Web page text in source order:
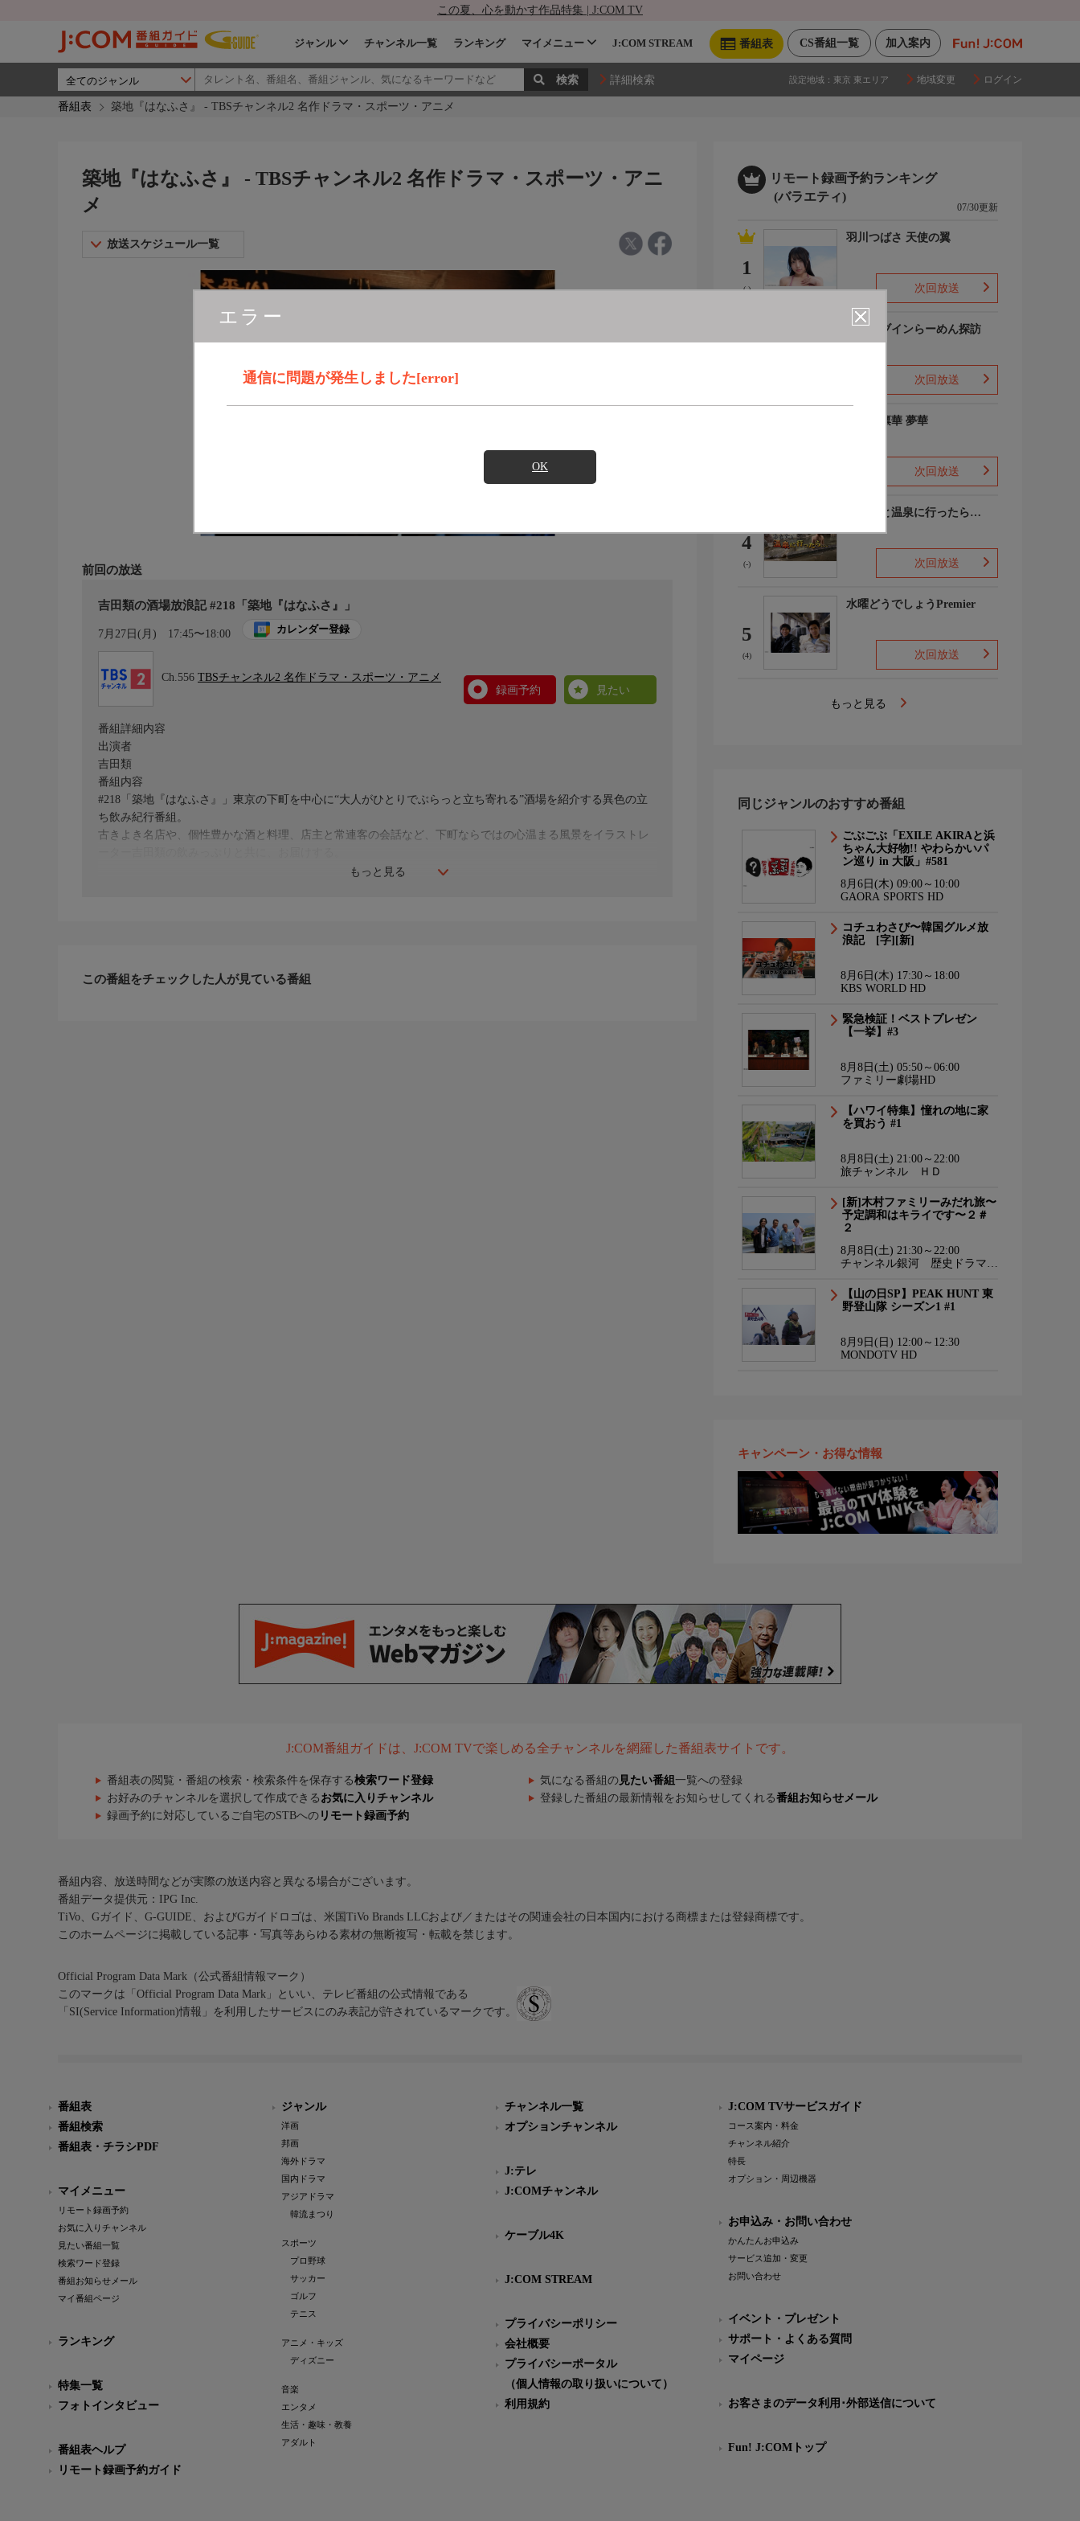
この夏、心を動かす作品特集 | J:COM TV
加入案内
CS番組一覧
番組表
ジャンル チャンネル一覧 ランキング マイメニュー J:COM STREAM
詳細検索 設定地域： 東京 東エリア 地域変更 ログイン
番組表 築地『はなふさ』 - TBSチャンネル2 名作ドラマ・スポーツ・アニメ
エラー
通信に問題が発生しました[error]
OK
築地『はなふさ』 - TBSチャンネル2 名作ドラマ・スポーツ・アニ
メ
放送スケジュール一覧
前回の放送
吉田類の酒場放浪記 #218「築地『はなふさ』」
7月27日(月) 17:45〜18:00 カレンダー登録
Ch.556 TBSチャンネル2 名作ドラマ・スポーツ・アニメ
録画予約
見たい
もっと見る
番組詳細内容
出演者
吉田類
番組内容
#218「築地『はなふさ』」東京の下町を中心に“大人がひとりでぶらっと立ち寄れる”酒場を紹介する異色の立
ち飲み紀行番組。
古きよき名店や、個性豊かな酒と料理、店主と常連客の会話など、下町ならではの心温まる風景をイラストレ
この番組をチェックした人が見ている番組
リモート録画予約ランキング
(バラエティ)
07/30更新
1
(-)
羽川つばさ 天使の翼
次回放送
ドライブインらーめん探訪
次回放送
ゆめの凛華 夢華
次回放送
4
(-)
あなたと温泉に行ったら…
次回放送
5
(4)
水曜どうでしょうPremier
次回放送
もっと見る
同じジャンルのおすすめ番組
ごぶごぶ「EXILE AKIRAと浜
ちゃん大好物!! やわらかいパ
ン巡り in 大阪」#581
8月6日(木) 09:00～10:00
GAORA SPORTS HD
コチュわさび〜韓国グルメ放
浪記 [字][新]
8月6日(木) 17:30～18:00
KBS WORLD HD
緊急検証！ベストプレゼン
【一挙】#3
8月8日(土) 05:50～06:00
ファミリー劇場HD
【ハワイ特集】憧れの地に家
を買おう #1
8月8日(土) 21:00～22:00
旅チャンネル ＨＤ
[新]木村ファミリーみだれ旅〜
予定調和はキライです〜２＃
２
8月8日(土) 21:30～22:00
チャンネル銀河 歴史ドラマ・
【山の日SP】PEAK HUNT 東
野登山隊 シーズン1 #1
8月9日(日) 12:00～12:30
MONDOTV HD
キャンペーン・お得な情報
J:COM番組ガイドは、J:COM TVで楽しめる全チャンネルを網羅した番組表サイトです。
番組表の閲覧・番組の検索・検索条件を保存する検索ワード登録 気になる番組の 見たい番組 一覧への登録
お好みのチャンネルを選択して作成できる お気に入りチャンネル 登録した番組の最新情報をお知らせしてくれる番組お知らせメール
録画予約に対応しているご自宅のSTBへの リモート録画予約
番組内容、放送時間などが実際の放送内容と異なる場合がございます。
番組データ提供元：IPG Inc.
TiVo、Gガイド、G-GUIDE、およびGガイドロゴは、米国TiVo Brands LLCおよび／またはその関連会社の日本国内における商標または登録商標です。
このホームページに掲載している記事・写真等あらゆる素材の無断複写・転載を禁じます。
Official Program Data Mark（公式番組情報マーク）
このマークは「Official Program Data Mark」といい、テレビ番組の公式情報である
「SI(Service Information)情報」を利用したサービスにのみ表記が許されているマークです。
番組表
番組検索
番組表・チラシPDF
マイメニュー
リモート録画予約
お気に入りチャンネル
見たい番組一覧
検索ワード登録
番組お知らせメール
マイ番組ページ
ランキング
特集一覧
フォトインタビュー
番組表ヘルプ
リモート録画予約ガイド
ジャンル
洋画
邦画
海外ドラマ
国内ドラマ
アジアドラマ
韓流まつり
スポーツ
プロ野球
サッカー
ゴルフ
テニス
アニメ・キッズ
ディズニー
音楽
エンタメ
生活・趣味・教養
アダルト
チャンネル一覧
オプションチャンネル
J:テレ
J:COMチャンネル
ケーブル4K
J:COM STREAM
プライバシーポリシー
会社概要
プライバシーポータル
（個人情報の取り扱いについて）
利用規約
J:COM TVサービスガイド
コース案内・料金
チャンネル紹介
特長
オプション・周辺機器
お申込み・お問い合わせ
かんたんお申込み
サービス追加・変更
お問い合わせ
イベント・プレゼント
サポート・よくある質問
マイページ
お客さまのデータ利用･外部送信について
Fun! J:COMトップ